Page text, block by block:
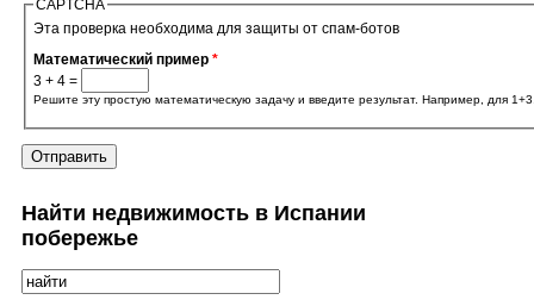
CAPTCHA
Эта проверка необходима для защиты от спам-ботов
Математический пример *
3 + 4 =
Решите эту простую математическую задачу и введите результат. Например, для
Найти недвижимость в Испании
побережье
Поиск